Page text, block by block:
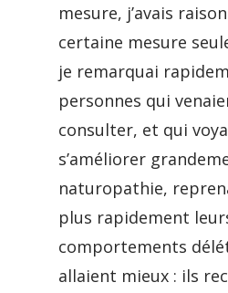
mesure, j’avais
certaine mesure
je remarquai
personnes qui
consulter, et qui
s’améliorer
naturopathie,
plus rapidement
comportements
allaient mieux : ils